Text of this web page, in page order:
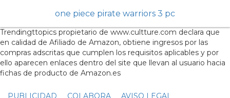
one piece pirate warriors 3 pc
Trendingttopics propietario de www.cultture.com declara que
en calidad de Afiliado de Amazon, obtiene ingresos por las
compras adscritas que cumplen los requisitos aplicables y por
ello aparecen enlaces dentro del site que llevan al usuario hacia
fichas de producto de Amazon.es
PUBLICIDAD COLABORA AVISO LEGAL